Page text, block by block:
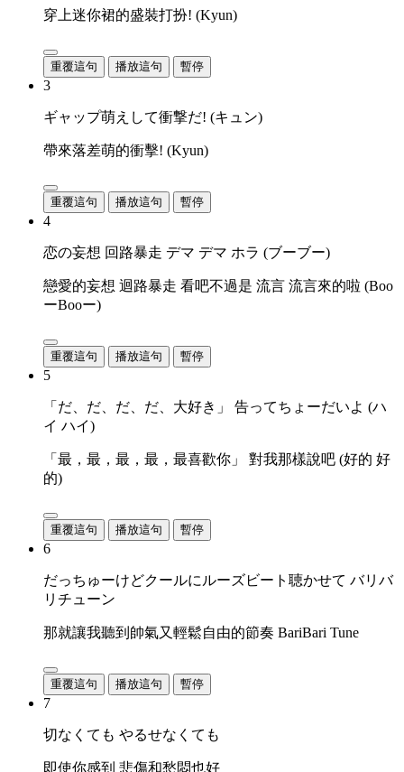
穿上迷你裙的盛裝打扮! (Kyun)
重覆這句 播放這句 暫停
3
ギャップ萌えして衝撃だ! (キュン)
帶來落差萌的衝擊! (Kyun)
重覆這句 播放這句 暫停
4
恋の妄想 回路暴走 デマ デマ ホラ (ブーブー)
戀愛的妄想 迴路暴走 看吧不過是 流言 流言來的啦 (Boo
ーBooー)
重覆這句 播放這句 暫停
5
「だ、だ、だ、だ、大好き」 告ってちょーだいよ (ハ
イ ハイ)
「最，最，最，最，最喜歡你」 對我那樣說吧 (好的 好
的)
重覆這句 播放這句 暫停
6
だっちゅーけどクールにルーズビート聴かせて バリバ
リチューン
那就讓我聽到帥氣又輕鬆自由的節奏 BariBari Tune
重覆這句 播放這句 暫停
7
切なくても やるせなくても
即使你感到 悲傷和愁悶也好